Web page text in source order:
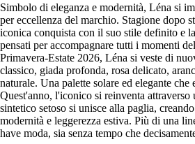
Simbolo di eleganza e modernità, Léna si
per eccellenza del marchio. Stagione dopo
iconica conquista con il suo stile definito e
pensati per accompagnare tutti i momenti
Primavera-Estate 2026, Léna si veste di
classico, giada profonda, rosa delicato,
naturale. Una palette solare ed elegante che
Quest'anno, l'iconico si reinventa attraverso
sintetico setoso si unisce alla paglia,
modernità e leggerezza estiva. Più di una
have moda, sia senza tempo che